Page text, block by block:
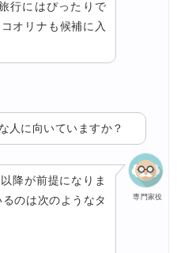
行にはぴったりで
オリナも候補に入
人に向いていますか？
専門家役
降が前提になりま
のは次のようなタ